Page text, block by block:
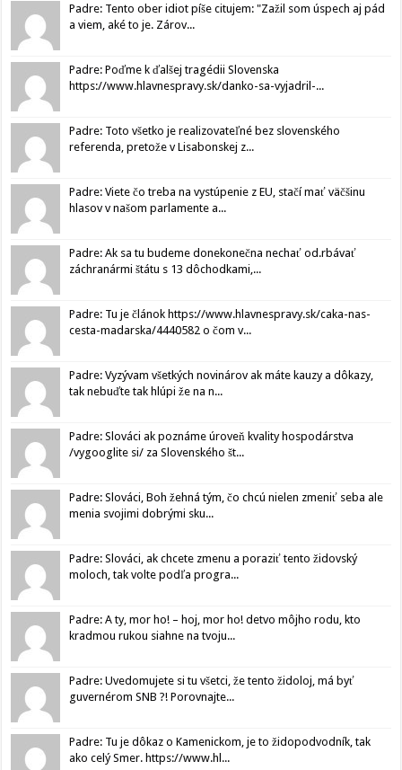
Padre: Tento ober idiot píše citujem: "Zažil som úspech aj pád
a viem, aké to je. Zárov...
Padre: Poďme k ďalšej tragédii Slovenska
https://www.hlavnespravy.sk/danko-sa-vyjadril-...
Padre: Toto všetko je realizovateľné bez slovenského
referenda, pretože v Lisabonskej z...
Padre: Viete čo treba na vystúpenie z EU, stačí mať väčšinu
hlasov v našom parlamente a...
Padre: Ak sa tu budeme donekonečna nechať od.rbávať
záchranármi štátu s 13 dôchodkami,...
Padre: Tu je článok https://www.hlavnespravy.sk/caka-nas-
cesta-madarska/4440582 o čom v...
Padre: Vyzývam všetkých novinárov ak máte kauzy a dôkazy,
tak nebuďte tak hlúpi že na n...
Padre: Slováci ak poznáme úroveň kvality hospodárstva
/vygooglite si/ za Slovenského št...
Padre: Slováci, Boh žehná tým, čo chcú nielen zmeniť seba ale
menia svojimi dobrými sku...
Padre: Slováci, ak chcete zmenu a poraziť tento židovský
moloch, tak volte podľa progra...
Padre: A ty, mor ho! – hoj, mor ho! detvo môjho rodu, kto
kradmou rukou siahne na tvoju...
Padre: Uvedomujete si tu všetci, že tento židoloj, má byť
guvernérom SNB ?! Porovnajte...
Padre: Tu je dôkaz o Kamenickom, je to židopodvodník, tak
ako celý Smer. https://www.hl...